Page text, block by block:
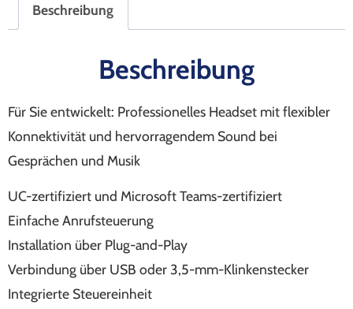
Beschreibung
Beschreibung
Für Sie entwickelt: Professionelles Headset mit flexibler
Konnektivität und hervorragendem Sound bei
Gesprächen und Musik
UC-zertifiziert und Microsoft Teams-zertifiziert
Einfache Anrufsteuerung
Installation über Plug-and-Play
Verbindung über USB oder 3,5-mm-Klinkenstecker
Integrierte Steuereinheit